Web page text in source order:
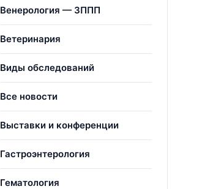
Венерология — ЗППП
Ветеринария
Виды обследований
Все новости
Выставки и конференции
Гастроэнтерология
Гематология